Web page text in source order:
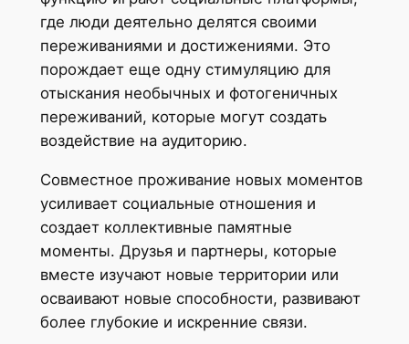
где люди деятельно делятся своими
переживаниями и достижениями. Это
порождает еще одну стимуляцию для
отыскания необычных и фотогеничных
переживаний, которые могут создать
воздействие на аудиторию.
Совместное проживание новых моментов
усиливает социальные отношения и
создает коллективные памятные
моменты. Друзья и партнеры, которые
вместе изучают новые территории или
осваивают новые способности, развивают
более глубокие и искренние связи.